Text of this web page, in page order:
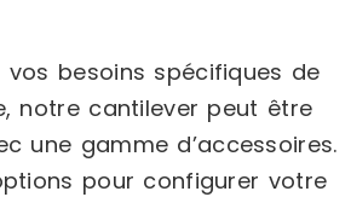
vos besoins spécifiques de
notre cantilever peut être
une gamme d’accessoires.
pour configurer votre